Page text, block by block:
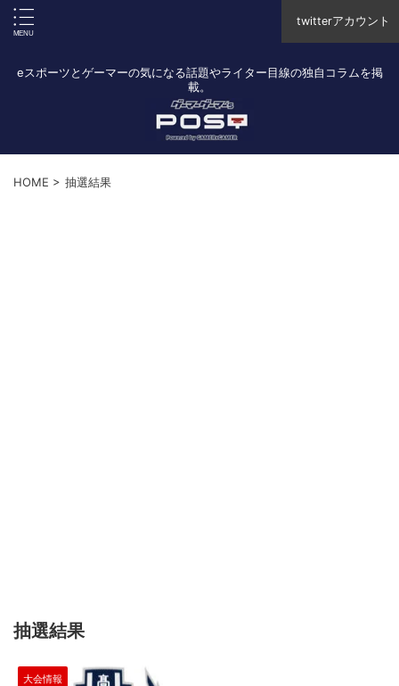
twitterアカウント
eスポーツとゲーマーの気になる話題やライター目線の独自コラムを掲
載。
HOME > 抽選結果
抽選結果
大会情報